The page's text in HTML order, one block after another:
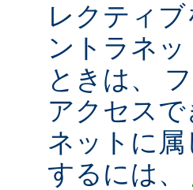
レクティ
ントラネ
ときは、
アクセス
ネットに
するには、